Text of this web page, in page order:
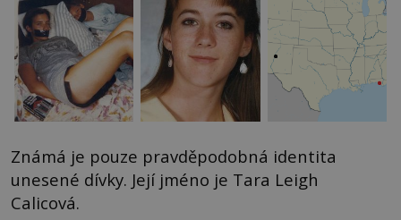
Známá je pouze pravděpodobná identita
unesené dívky. Její jméno je Tara Leigh
Calicová.